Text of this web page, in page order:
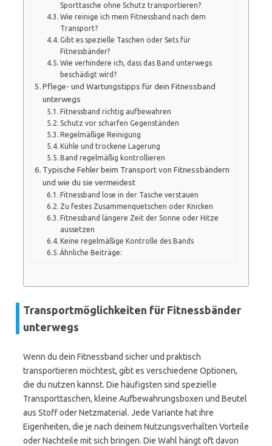
Sporttasche ohne Schutz transportieren?
Wie reinige ich mein Fitnessband nach dem
Transport?
Gibt es spezielle Taschen oder Sets für
Fitnessbänder?
Wie verhindere ich, dass das Band unterwegs
beschädigt wird?
Pflege- und Wartungstipps für dein Fitnessband
unterwegs
Fitnessband richtig aufbewahren
Schutz vor scharfen Gegenständen
Regelmäßige Reinigung
Kühle und trockene Lagerung
Band regelmäßig kontrollieren
Typische Fehler beim Transport von Fitnessbändern
und wie du sie vermeidest
Fitnessband lose in der Tasche verstauen
Zu festes Zusammenquetschen oder Knicken
Fitnessband längere Zeit der Sonne oder Hitze
aussetzen
Keine regelmäßige Kontrolle des Bands
Ähnliche Beiträge:
Transportmöglichkeiten für Fitnessbänder
unterwegs
Wenn du dein Fitnessband sicher und praktisch
transportieren möchtest, gibt es verschiedene Optionen,
die du nutzen kannst. Die häufigsten sind spezielle
Transporttaschen, kleine Aufbewahrungsboxen und Beutel
aus Stoff oder Netzmaterial. Jede Variante hat ihre
Eigenheiten, die je nach deinem Nutzungsverhalten Vorteile
oder Nachteile mit sich bringen. Die Wahl hängt oft davon